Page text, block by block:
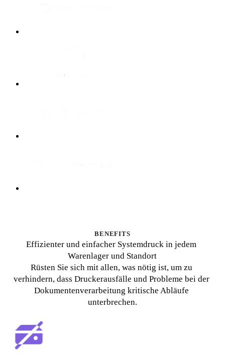
BENEFITS
Effizienter und einfacher Systemdruck in jedem
Warenlager und Standort
Rüsten Sie sich mit allen, was nötig ist, um zu
verhindern, dass Druckerausfälle und Probleme bei der
Dokumentenverarbeitung kritische Abläufe
unterbrechen.